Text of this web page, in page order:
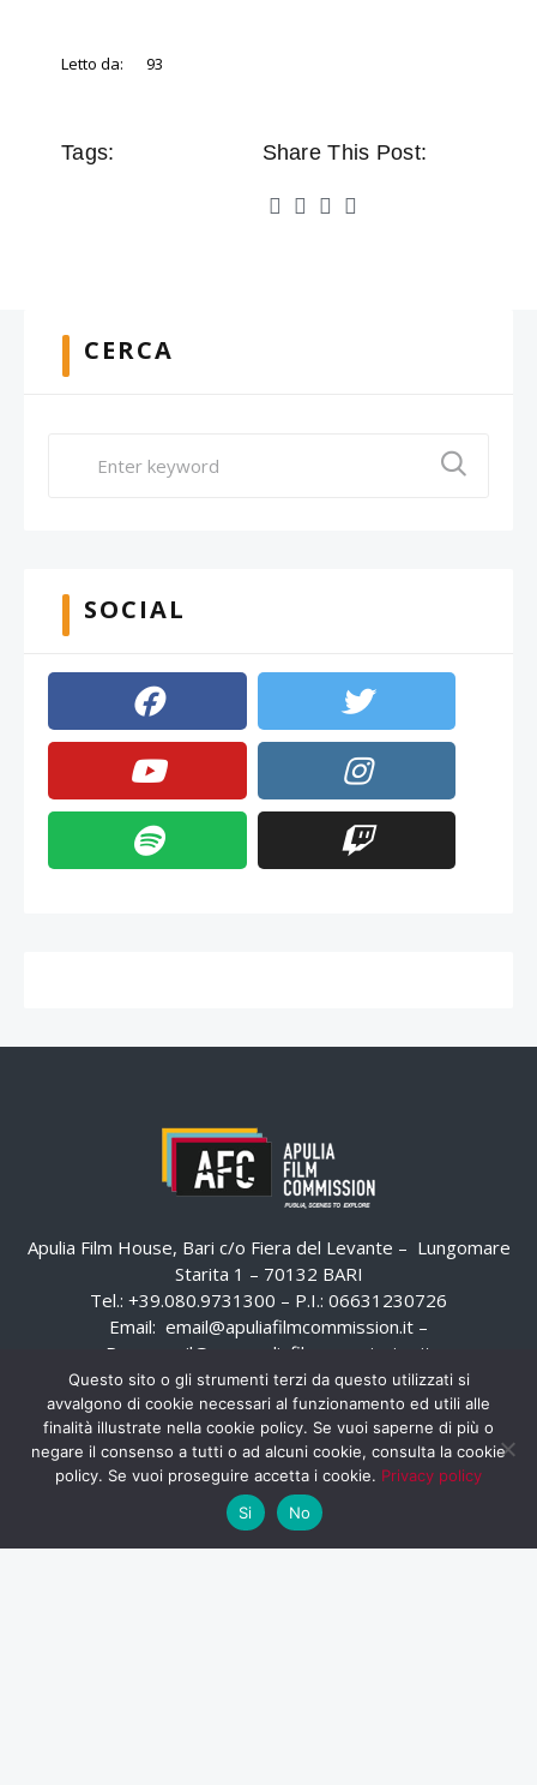
Letto da: 93
Tags: Share This Post:
CERCA
SOCIAL
Apulia Film House, Bari c/o Fiera del Levante – Lungomare
Starita 1 – 70132 BARI
Tel.: +39.080.9731300 – P.I.: 06631230726
Email: email@apuliafilmcommission.it –
Pec:
email@pec.apuliafilmcommission.it
Questo sito o gli strumenti terzi da questo utilizzati si
avvalgono di cookie necessari al funzionamento ed utili alle
finalità illustrate nella cookie policy. Se vuoi saperne di più o
negare il consenso a tutti o ad alcuni cookie, consulta la cookie
policy. Se vuoi proseguire accetta i cookie. Privacy policy
Si
No